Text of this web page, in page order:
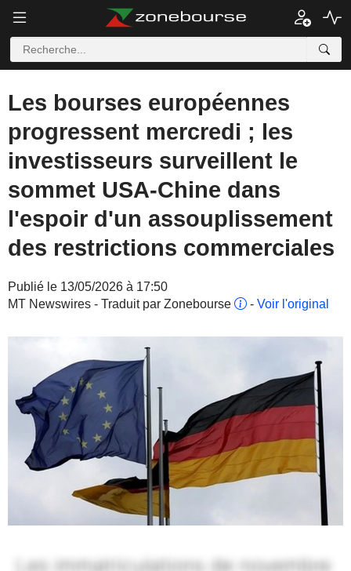
Les bourses européennes
progressent mercredi ; les
investisseurs surveillent le
sommet USA-Chine dans
l'espoir d'un assouplissement
des restrictions commerciales
Publié le 13/05/2026 à 17:50
MT Newswires - Traduit par Zonebourse
- Voir l'original